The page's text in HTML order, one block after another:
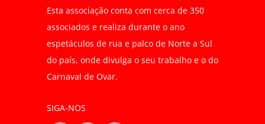
Esta associação conta com cerca de 350
associados e realiza durante o ano
espetáculos de rua e palco de Norte a Sul
do país, onde divulga o seu trabalho e o do
Carnaval de Ovar.
SIGA-NOS